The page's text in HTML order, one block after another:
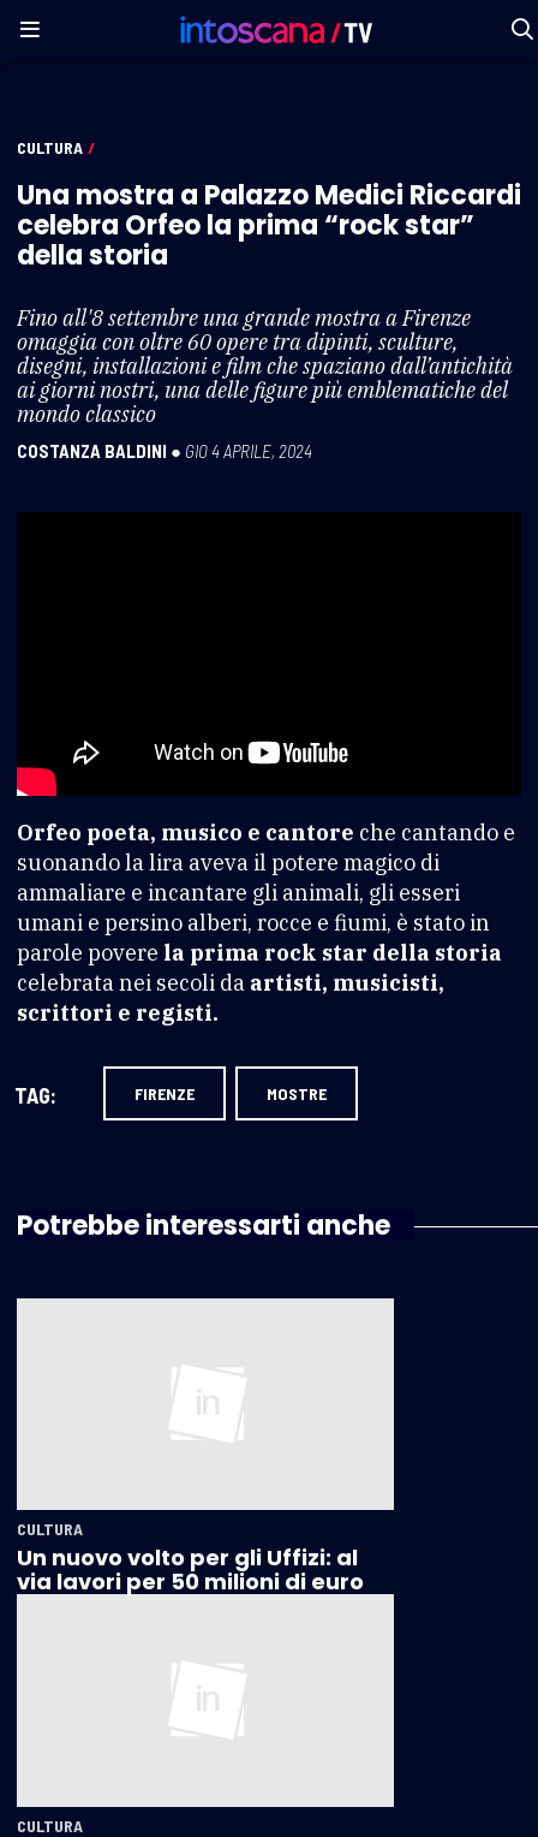
CULTURA /
Una mostra a Palazzo Medici Riccardi
celebra Orfeo la prima “rock star”
della storia
Fino all'8 settembre una grande mostra a Firenze
omaggia con oltre 60 opere tra dipinti, sculture,
disegni, installazioni e film che spaziano dall’antichità
ai giorni nostri, una delle figure più emblematiche del
mondo classico
COSTANZA BALDINI ● GIO 4 APRILE, 2024
Orfeo poeta, musico e cantore che cantando e
suonando la lira aveva il potere magico di
ammaliare e incantare gli animali, gli esseri
umani e persino alberi, rocce e fiumi, è stato in
parole povere la prima rock star della storia
celebrata nei secoli da artisti, musicisti,
scrittori e registi.
TAG: FIRENZE MOSTRE
Potrebbe interessarti anche
CULTURA
Un nuovo volto per gli Uffizi: al
via lavori per 50 milioni di euro
CULTURA